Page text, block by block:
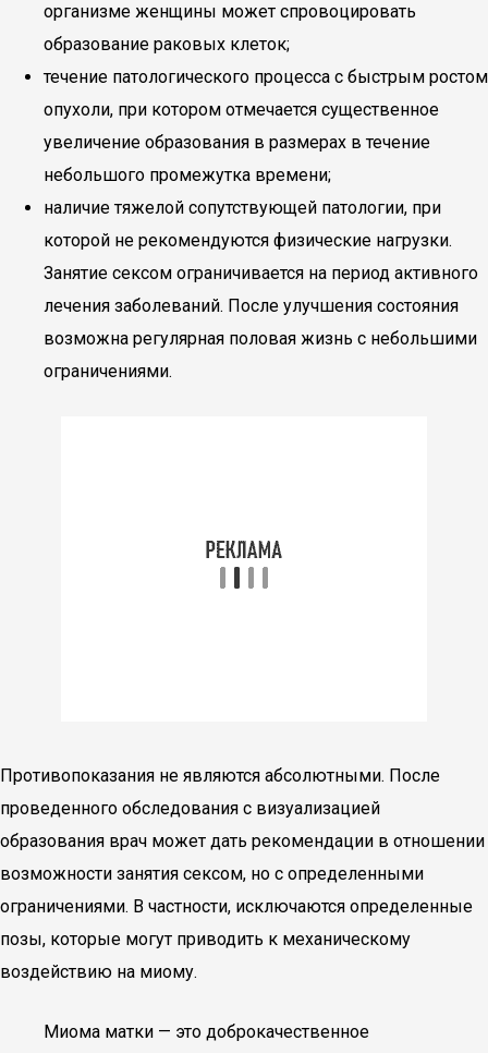
организме женщины может спровоцировать
образование раковых клеток;
течение патологического процесса с быстрым ростом
опухоли, при котором отмечается существенное
увеличение образования в размерах в течение
небольшого промежутка времени;
наличие тяжелой сопутствующей патологии, при
которой не рекомендуются физические нагрузки.
Занятие сексом ограничивается на период активного
лечения заболеваний. После улучшения состояния
возможна регулярная половая жизнь с небольшими
ограничениями.
Противопоказания не являются абсолютными. После
проведенного обследования с визуализацией
образования врач может дать рекомендации в отношении
возможности занятия сексом, но с определенными
ограничениями. В частности, исключаются определенные
позы, которые могут приводить к механическому
воздействию на миому.
Миома матки — это доброкачественное